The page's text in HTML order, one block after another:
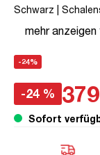
Schwarz |
Höhenverstellbar
mehr anzeigen
-24%
-24 %
Sofort